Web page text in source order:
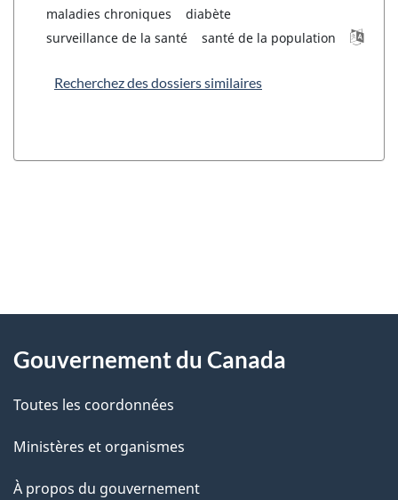
maladies chroniques
diabète
surveillance de la santé
santé de la population
Recherchez des dossiers similaires
D
t
a
l
s
propos
ce
site
Gouvernement du Canada
Toutes les coordonnées
Ministères et organismes
À propos du gouvernement